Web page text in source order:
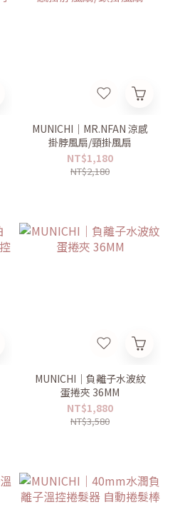
MUNICHI｜MR.NFAN 涼感
掛脖風扇/頸掛風扇
NT$1,180
NT$2,180
MUNICHI｜負離子水波紋
蛋捲夾 36MM
NT$1,880
NT$3,580